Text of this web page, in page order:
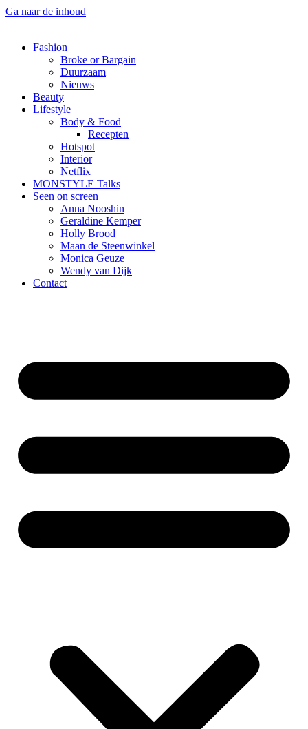
Ga naar de inhoud
Fashion
Broke or Bargain
Duurzaam
Nieuws
Beauty
Lifestyle
Body & Food
Recepten
Hotspot
Interior
Netflix
MONSTYLE Talks
Seen on screen
Anna Nooshin
Geraldine Kemper
Holly Brood
Maan de Steenwinkel
Monica Geuze
Wendy van Dijk
Contact